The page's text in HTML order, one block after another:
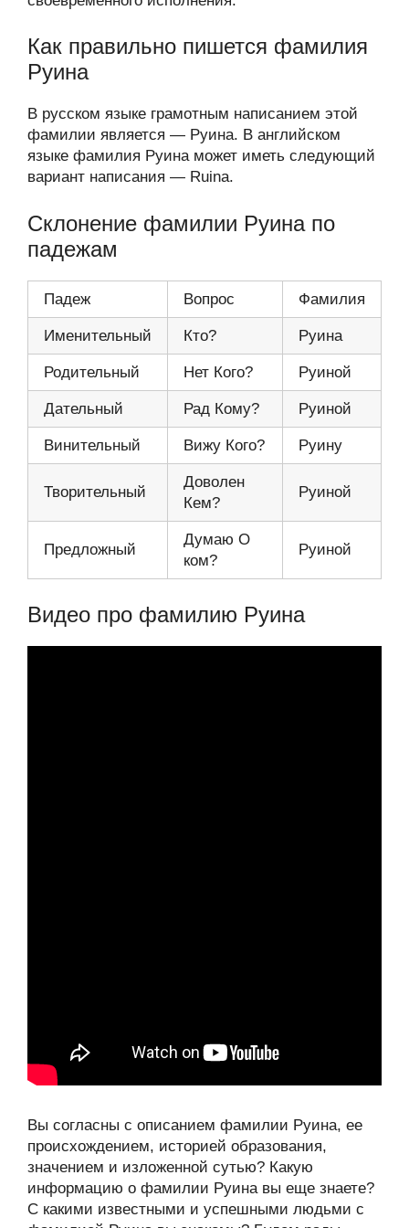
Как правильно пишется фамилия
Руина
В русском языке грамотным написанием этой
фамилии является — Руина. В английском
языке фамилия Руина может иметь следующий
вариант написания — Ruina.
Склонение фамилии Руина по
падежам
Падеж Вопрос Фамилия
Именительный Кто? Руина
Родительный Нет Кого? Руиной
Дательный Рад Кому? Руиной
Винительный Вижу Кого? Руину
Творительный
Доволен
Кем?
Руиной
Предложный
Думаю О
ком?
Руиной
Видео про фамилию Руина
Вы согласны с описанием фамилии Руина, ее
происхождением, историей образования,
значением и изложенной сутью? Какую
информацию о фамилии Руина вы еще знаете?
С какими известными и успешными людьми с